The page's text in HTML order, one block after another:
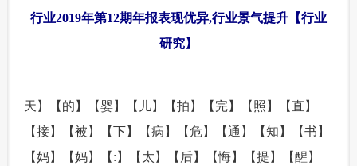
行业2019年第12期年报表现优异,行业景气提升【行业
研究】
天】【的】【婴】【儿】【拍】【完】【照】【直】
【接】【被】【下】【病】【危】【通】【知】【书】
【妈】【妈】【:】【太】【后】【悔】【提】【醒】